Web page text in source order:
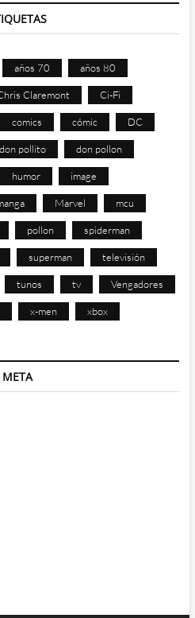
años 70 años 80
Claremont Ci-Fi
comics cómic DC
don pollito don pollon
humor image
Marvel mcu
pollon spiderman
superman televisión
tunos tv Vengadores
x-men xbox
META